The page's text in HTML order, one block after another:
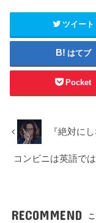
ツイート
はてブ
Pocket
『絶対に
コンビニは英語で
RECOMMEND